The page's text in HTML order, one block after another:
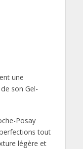
une
son Gel-
Posay
tout
légère et